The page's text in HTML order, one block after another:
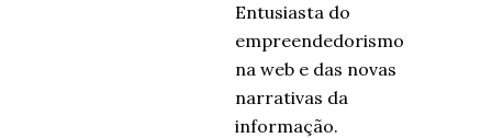
Entusiasta do
empreendedorismo
na web e das novas
narrativas da
informação.